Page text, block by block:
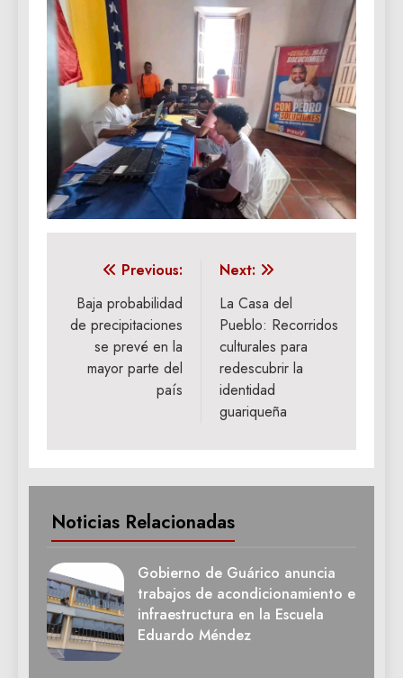
Navegación
de
entradas
Previous:
Baja probabilidad
de precipitaciones
se prevé en la
mayor parte del
país
Next:
La Casa del
Pueblo: Recorridos
culturales para
redescubrir la
identidad
guariqueña
Noticias Relacionadas
Gobierno de Guárico anuncia
trabajos de acondicionamiento e
infraestructura en la Escuela
Eduardo Méndez